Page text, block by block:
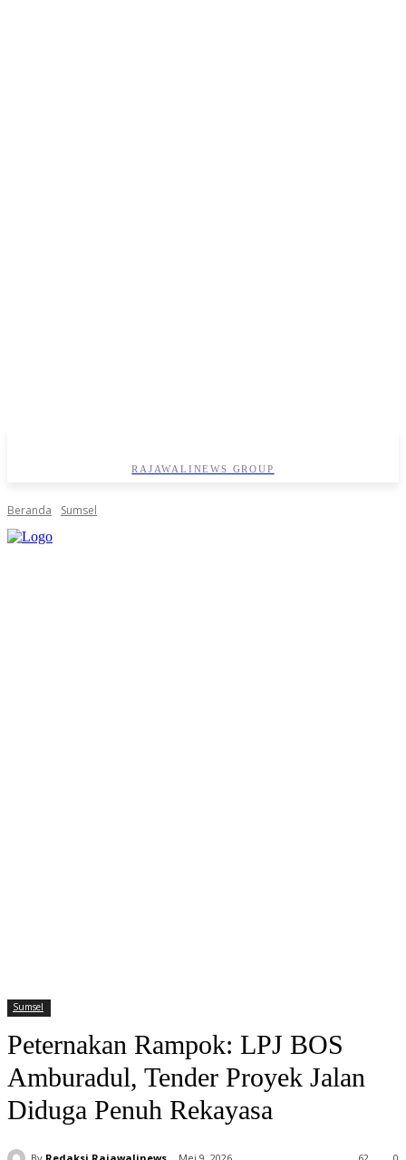
RAJAWALINEWS GROUP
Beranda Sumsel
Sumsel
Peternakan Rampok: LPJ BOS
Amburadul, Tender Proyek Jalan
Diduga Penuh Rekayasa